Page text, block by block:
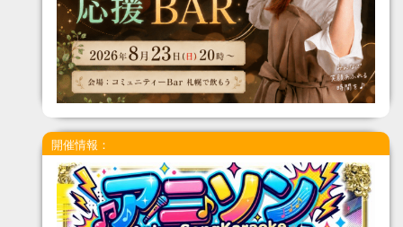
開催情報：